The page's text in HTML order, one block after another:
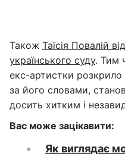
Також Таїсія Повалій
українського суду. Тим
екс-артистки розкрило
за його словами,
досить хитким і
Вас може зацікавити:
Як виглядає